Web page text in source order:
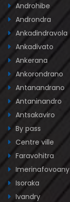
Androhibe
Androndra
Ankadindravola
Ankadivato
Ankerana
Ankorondrano
Antanandrano
Antaninandro
Antsakaviro
By pass
Centre ville
Faravohitra
Imerinafovoany
Isoraka
Ivandry